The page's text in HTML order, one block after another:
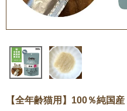
【全年齢猫用】100％純国